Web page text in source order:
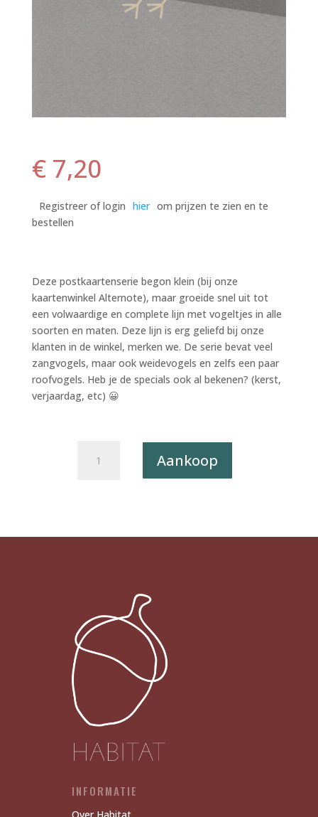
€7,20
Registreer of login hier om prijzen te zien en te
bestellen
Deze postkaartenserie begon klein (bij onze
kaartenwinkel Alternote), maar groeide snel uit tot
een volwaardige en complete lijn met vogeltjes in alle
soorten en maten. Deze lijn is erg geliefd bij onze
klanten in de winkel, merken we. De serie bevat veel
zangvogels, maar ook weidevogels en zelfs een paar
roofvogels. Heb je de specials ook al bekenen? (kerst,
verjaardag, etc) 😀
aantal
Aankoop
INFORMATIE